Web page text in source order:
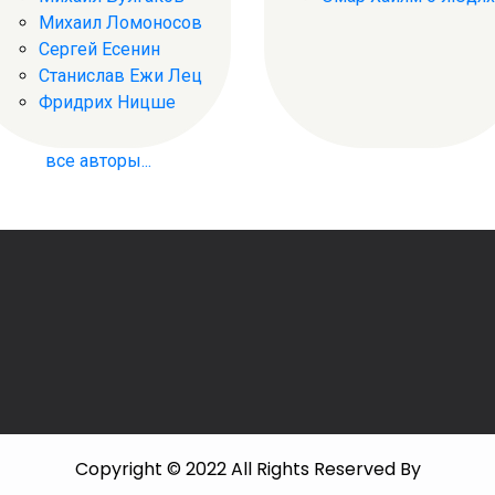
Михаил Ломоносов
Сергей Есенин
Станислав Ежи Лец
Фридрих Ницше
все авторы...
Copyright © 2022 All Rights Reserved By